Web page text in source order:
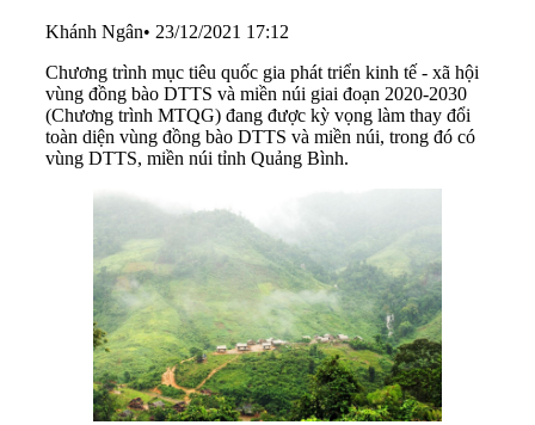
Khánh Ngân• 23/12/2021 17:12
Chương trình mục tiêu quốc gia phát triển kinh tế - xã hội
vùng đồng bào DTTS và miền núi giai đoạn 2020-2030
(Chương trình MTQG) đang được kỳ vọng làm thay đổi
toàn diện vùng đồng bào DTTS và miền núi, trong đó có
vùng DTTS, miền núi tỉnh Quảng Bình.